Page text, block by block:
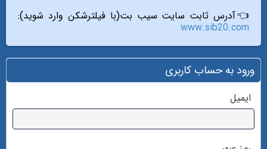
👈آدرس ثابت سایت سیب بت(با فیلترشکن وارد شوید):
www.sib20.com
ورود به حساب کاربری
ایمیل